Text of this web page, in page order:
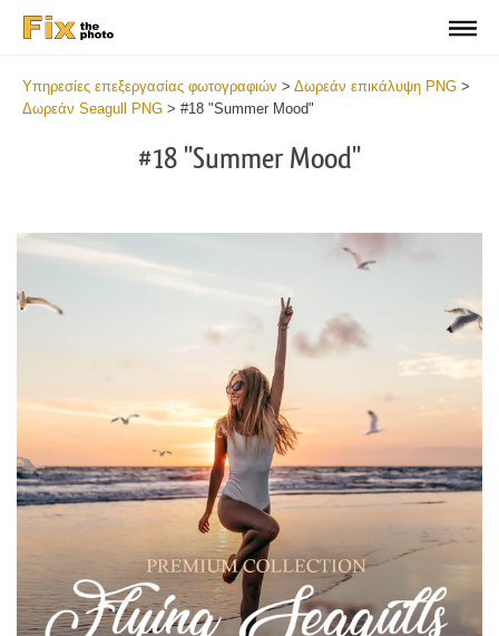
Υπηρεσίες επεξεργασίας φωτογραφιών > Δωρεάν επικάλυψη PNG >
Δωρεάν Seagull PNG > #18 "Summer Mood"
#18 "Summer Mood"
Please select
Free PNG Overlay #18
Small 800*533px